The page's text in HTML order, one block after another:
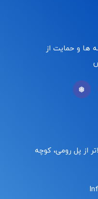
ها و حمایت از
از پل رومی، کوچه